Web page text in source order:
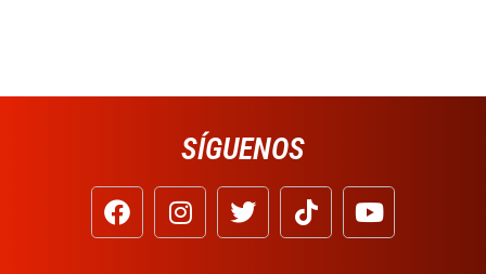
SÍGUENOS